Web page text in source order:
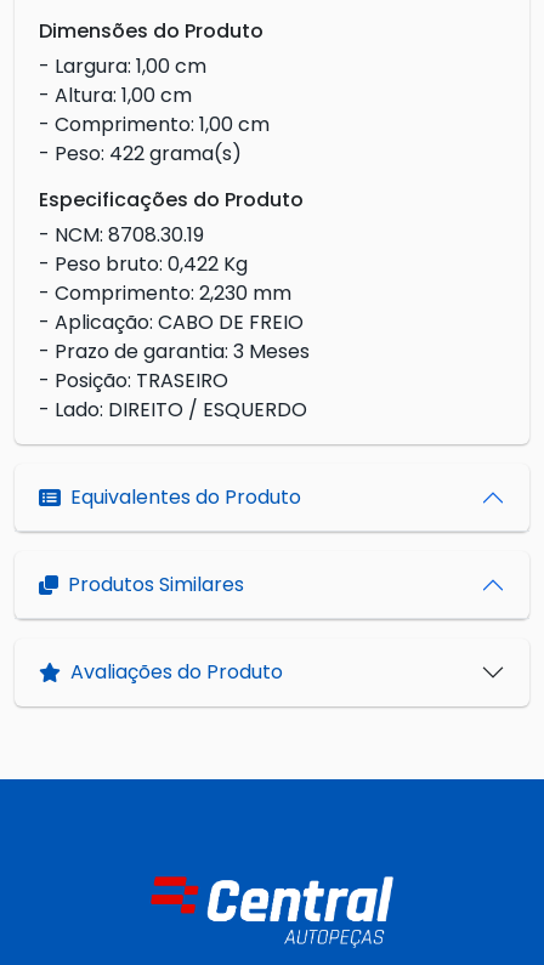
Dimensões do Produto
- Largura: 1,00 cm
- Altura: 1,00 cm
- Comprimento: 1,00 cm
- Peso: 422 grama(s)
Especificações do Produto
- NCM: 8708.30.19
- Peso bruto: 0,422 Kg
- Comprimento: 2,230 mm
- Aplicação: CABO DE FREIO
- Prazo de garantia: 3 Meses
- Posição: TRASEIRO
- Lado: DIREITO / ESQUERDO
Equivalentes do Produto
Produtos Similares
Avaliações do Produto